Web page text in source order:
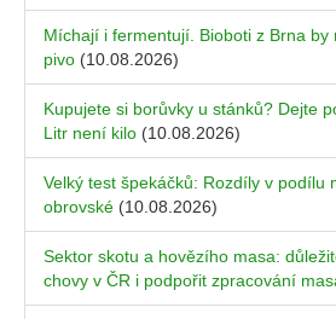
Míchají i fermentují. Bioboti z Brna by
pivo (10.08.2026)
Kupujete si borůvky u stánků? Dejte
Litr není kilo (10.08.2026)
Velký test špekáčků: Rozdíly v podílu
obrovské (10.08.2026)
Sektor skotu a hovězího masa:
chovy v ČR i podpořit zpracování